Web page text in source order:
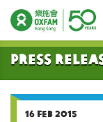
Start main content
Press
16 FEB 2015